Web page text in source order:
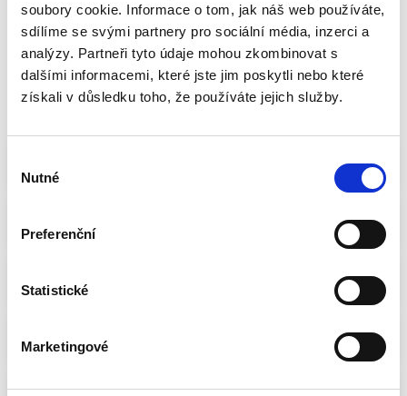
soubory cookie. Informace o tom, jak náš web používáte,
sdílíme se svými partnery pro sociální média, inzerci a
analýzy. Partneři tyto údaje mohou zkombinovat s
dalšími informacemi, které jste jim poskytli nebo které
získali v důsledku toho, že používáte jejich služby.
souhlasu
Nutné
Preferenční
Statistické
Marketingové
2
Celková známka
Sdílet volbu
3. Bohuslav Kůrka
4. Jana Nováková Hotářová